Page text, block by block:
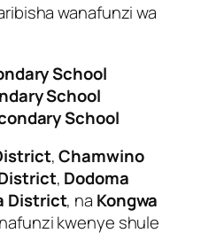
wanafunzi wa
School
School
School
,Chamwino
, Dodoma
District, na Kongwa
kwenye shule